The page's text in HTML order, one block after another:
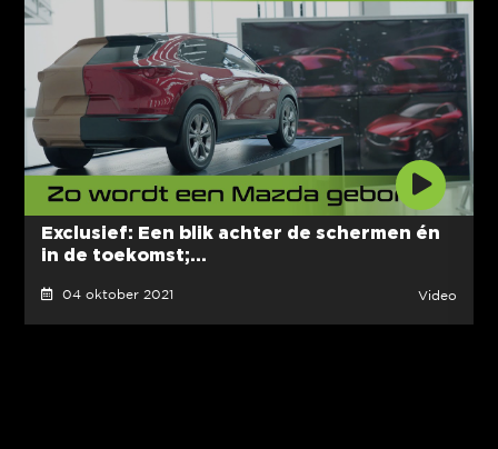
Exclusief: Een blik achter de schermen én
in de toekomst;...
04 oktober 2021 Video